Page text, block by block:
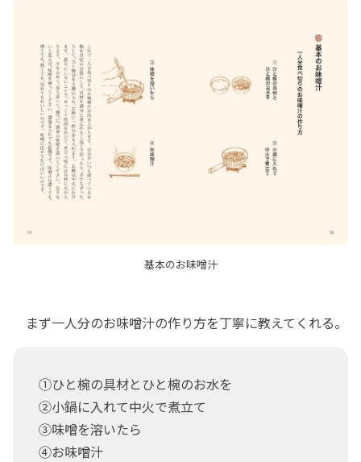
基本のお味噌汁
まず一人分のお味噌汁の作り方を丁寧に教えてくれる。
①ひと椀の具材とひと椀のお水を
②小鍋に入れて中火で煮立て
③味噌を溶いたら
④お味噌汁